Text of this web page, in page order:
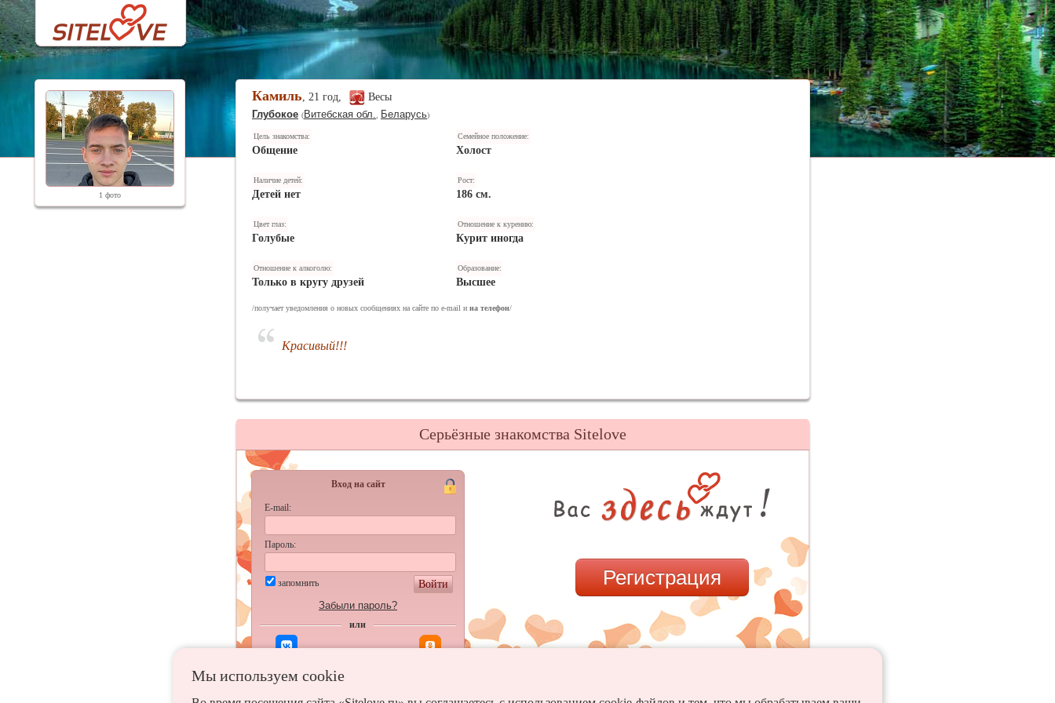
1 фото
Камиль, 21 год,
Весы
Глубокое (Витебская обл. Беларусь)
Цель знакомства:
Общение
Семейное положение:
Холост
Наличие детей:
Детей нет
Рост:
186 см.
Цвет глаз:
Голубые
Отношение к курению:
Курит иногда
Отношение к алкоголю:
Только в кругу друзей
Образование:
Высшее
/получает уведомления о новых сообщениях на сайте по e-mail и на телефон/
Красивый!!!
Мы используем сookie
Серьёзные знакомства Sitelove
Вход на сайт
E-mail:
Пароль:
запомнить
Войти
Забыли пароль?
или
Регистрация